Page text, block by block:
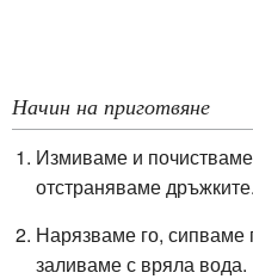
Начин на приготвяне
Измиваме и
отстраняваме дръжките.
Нарязваме го, сипваме
заливаме с вряла вода.